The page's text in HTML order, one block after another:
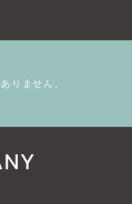
りません。